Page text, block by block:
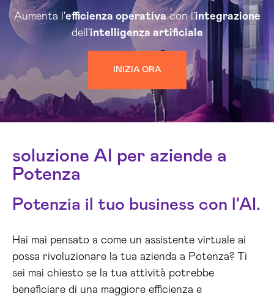
Aumenta l'efficienza operativacon l'integrazione
dell'intelligenza artificiale
INIZIA ORA
soluzione AI per aziende a
Potenza
Potenzia il tuo business con l'AI.
Hai mai pensato a come un assistente virtuale ai
possa rivoluzionare la tua azienda a Potenza? Ti
sei mai chiesto se la tua attività potrebbe
beneficiare di una maggiore efficienza e